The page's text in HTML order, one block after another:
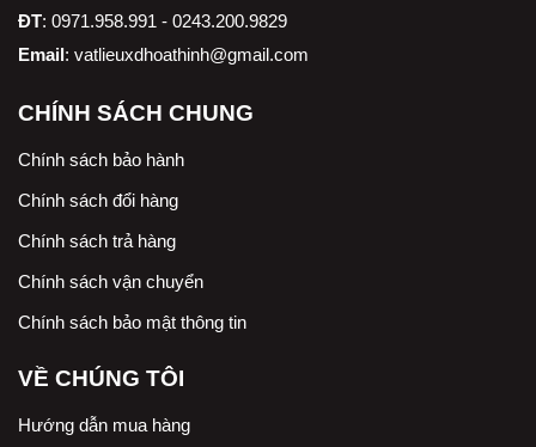
ĐT: 0971.958.991 - 0243.200.9829
Email: vatlieuxdhoathinh@gmail.com
CHÍNH SÁCH CHUNG
Chính sách bảo hành
Chính sách đổi hàng
Chính sách trả hàng
Chính sách vận chuyển
Chính sách bảo mật thông tin
VỀ CHÚNG TÔI
Hướng dẫn mua hàng